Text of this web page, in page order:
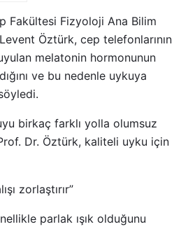
Fakültesi Fizyoloji Ana Bilim
Öztürk, cep telefonlarının
melatonin hormonunun
ve bu nedenle uykuya
birkaç farklı yolla olumsuz
Dr. Öztürk, kaliteli uyku için
zorlaştırır”
parlak ışık olduğunu